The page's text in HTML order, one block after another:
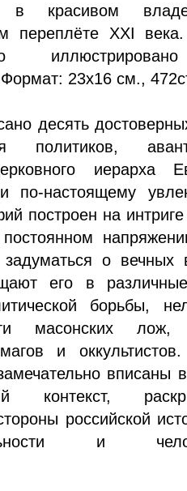
в красивом
переплёте XXI
23x16 см.,
десять
политиков,
иерарха
по-настоящему
построен на
задуматься о вечных
его в
борьбы,
масонских лож,
и
вписаны
контекст,
российской
и